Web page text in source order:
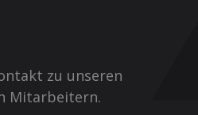
zu unseren
Mitarbeitern.